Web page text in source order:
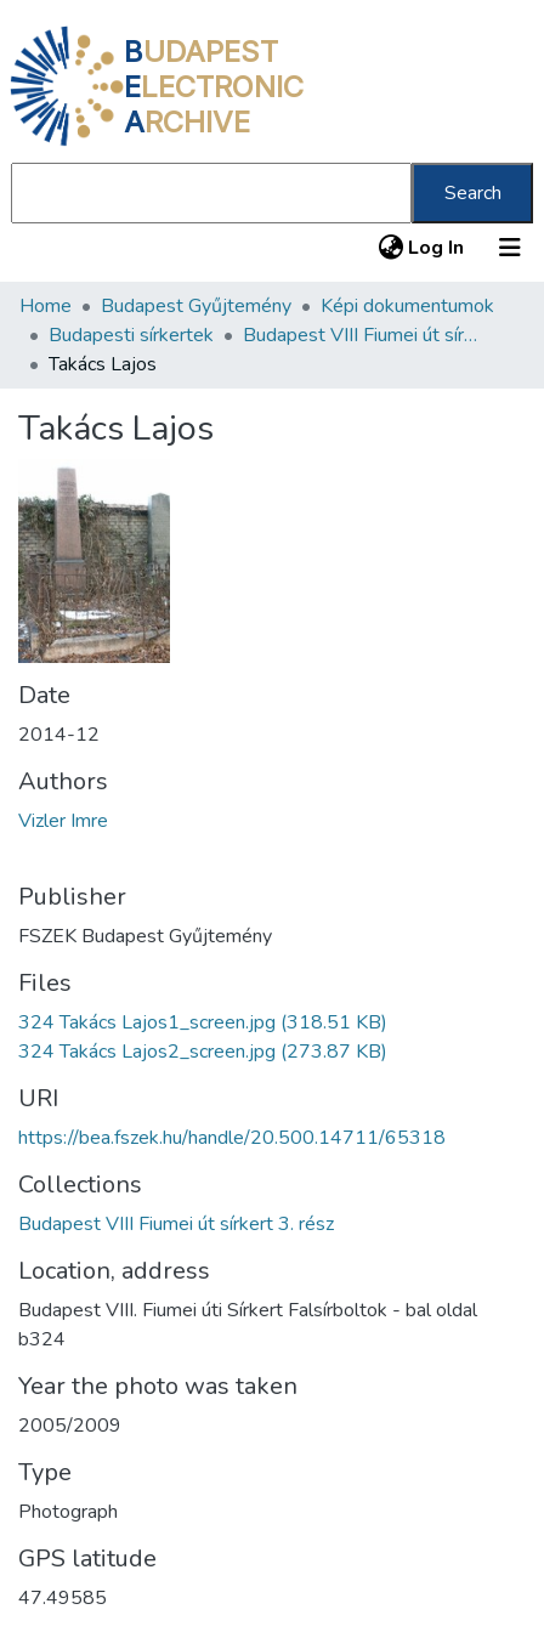
BUDAPEST
ELECTRONIC
ARCHIVE
Search
Log In (current)
Communities & Collections
All of DSpace
Home Budapest Gyűjtemény
Képi dokumentumok
Budapesti sírkertek
Budapest VIII Fiumei út sírkert 3. rész
Takács Lajos
Takács Lajos
Date
2014-12
Authors
Vizler Imre
Publisher
FSZEK Budapest Gyűjtemény
Files
324 Takács Lajos1_screen.jpg (318.51 KB)
324 Takács Lajos2_screen.jpg (273.87 KB)
URI
https://bea.fszek.hu/handle/20.500.14711/65318
Collections
Budapest VIII Fiumei út sírkert 3. rész
Location, address
Budapest VIII. Fiumei úti Sírkert Falsírboltok - bal oldal
b324
Year the photo was taken
2005/2009
Type
Photograph
GPS latitude
47.49585